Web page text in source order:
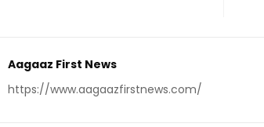
Aagaaz First News
https://www.aagaazfirstnews.com/